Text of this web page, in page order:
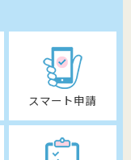
スマート申請